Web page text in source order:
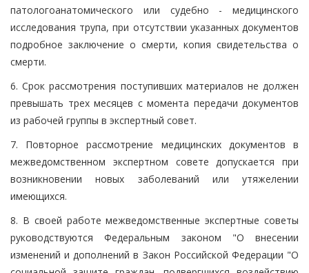
патологоанатомического или судебно - медицинского
исследования трупа, при отсутствии указанных документов
подробное заключение о смерти, копия свидетельства о
смерти.
6. Срок рассмотрения поступивших материалов не должен
превышать трех месяцев с момента передачи документов
из рабочей группы в экспертный совет.
7. Повторное рассмотрение медицинских документов в
межведомственном экспертном совете допускается при
возникновении новых заболеваний или утяжелении
имеющихся.
8. В своей работе межведомственные экспертные советы
руководствуются Федеральным законом "О внесении
изменений и дополнений в Закон Российской Федерации "О